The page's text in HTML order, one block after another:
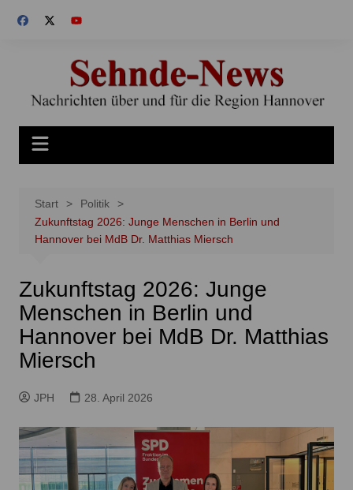
Inhalt
Start
Politik
Zukunftstag 2026: Junge Menschen in Berlin und
Hannover bei MdB Dr. Matthias Miersch
Zukunftstag 2026: Junge
Menschen in Berlin und
Hannover bei MdB Dr. Matthias
Miersch
JPH 28. April 2026